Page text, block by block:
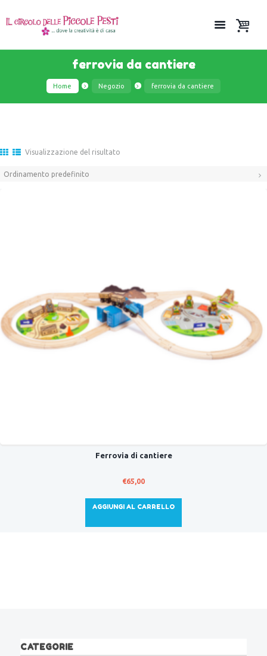
ferrovia da cantiere
Home Negozio ferrovia da cantiere
Visualizzazione del risultato
Ferrovia di cantiere
€65,00
AGGIUNGI AL CARRELLO
CATEGORIE